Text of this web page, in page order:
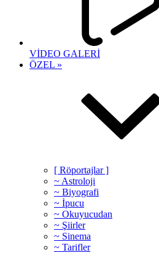
VİDEO GALERİ
ÖZEL »
[ Röportajlar ]
~ Astroloji
~ Biyografi
~ İpucu
~ Okuyucudan
~ Şiirler
~ Sinema
~ Tarifler